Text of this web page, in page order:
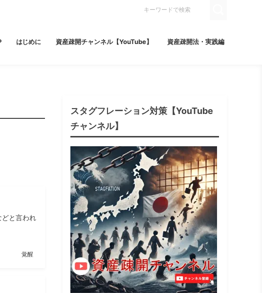
はじめに 資産疎開チャンネル【YouTube】 資産疎開法・実践編
と言われ
覚醒
スタグフレーション対策【YouTube
チャンネル】